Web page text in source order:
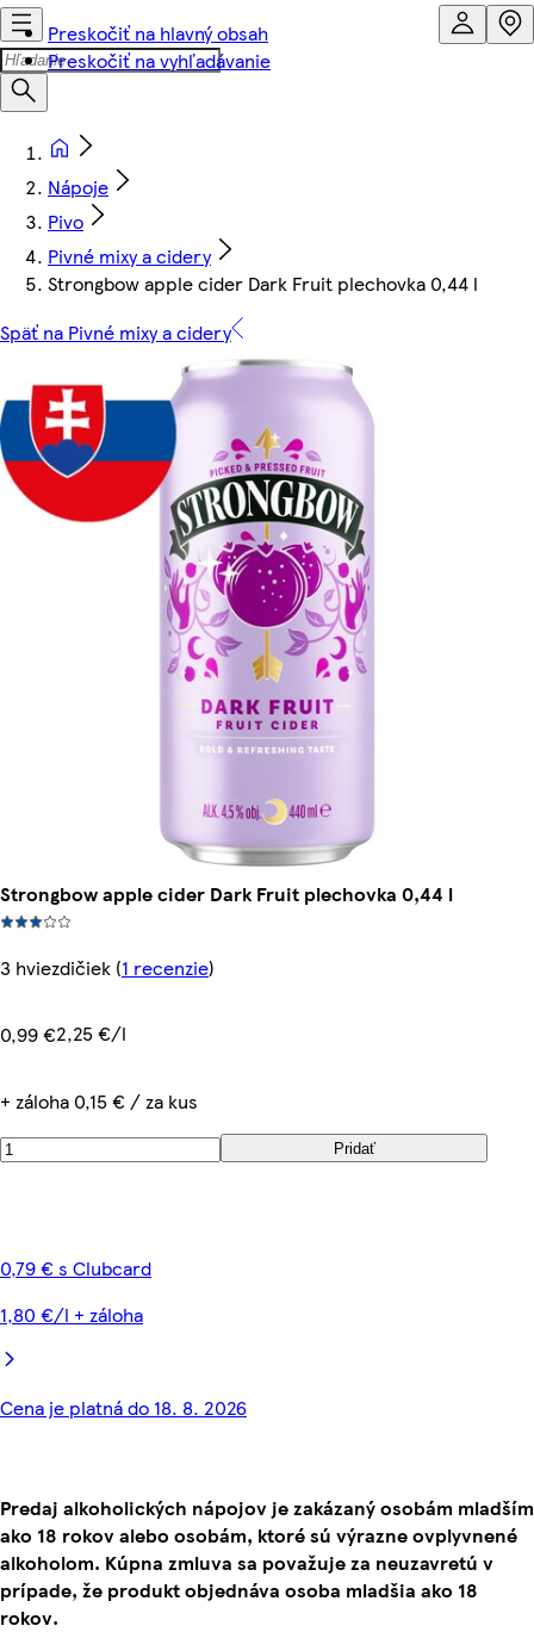
Preskočiť na hlavný obsah
Preskočiť na vyhľadávanie
Nápoje
Pivo
Pivné mixy a cidery
Strongbow apple cider Dark Fruit plechovka 0,44 l
Späť na Pivné mixy a cidery
Strongbow apple cider Dark Fruit plechovka 0,44 l
3 hviezdičiek (1 recenzie)
0,99 €2,25 €/l
+ záloha 0,15 € / za kus
Pridať
0,79 € s Clubcard
1,80 €/l + záloha
Cena je platná do 18. 8. 2026
Predaj alkoholických nápojov je zakázaný osobám mladším
ako 18 rokov alebo osobám, ktoré sú výrazne ovplyvnené
alkoholom. Kúpna zmluva sa považuje za neuzavretú v
prípade, že produkt objednáva osoba mladšia ako 18
rokov.